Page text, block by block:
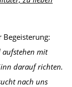
mit
darauf richten.
nach uns